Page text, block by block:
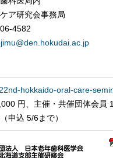
ア研究会事務局
4582
hokkaido-oral-care-
円、主催・共催団体会員
申込 5/6まで）